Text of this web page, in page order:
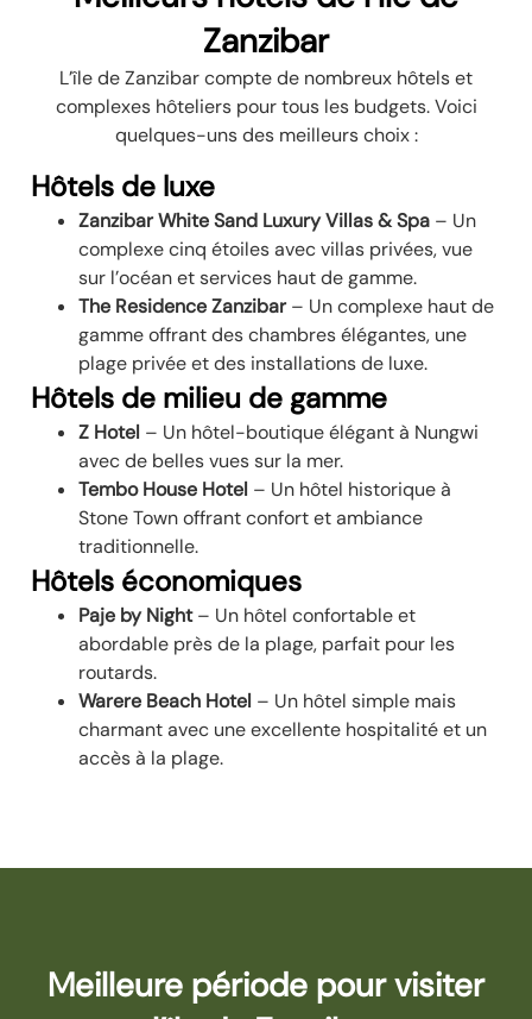
Zanzibar
L’île de Zanzibar compte de nombreux hôtels et
complexes hôteliers pour tous les budgets. Voici
quelques-uns des meilleurs choix :
Hôtels de luxe
Zanzibar White Sand Luxury Villas & Spa– Un
complexe cinq étoiles avec villas privées, vue
sur l’océan et services haut de gamme.
The Residence Zanzibar– Un complexe haut de
gamme offrant des chambres élégantes, une
plage privée et des installations de luxe.
Hôtels de milieu de gamme
Z Hotel – Un hôtel-boutique élégant à Nungwi
avec de belles vues sur la mer.
Tembo House Hotel – Un hôtel historique à
Stone Town offrant confort et ambiance
traditionnelle.
Hôtels économiques
Paje by Night– Un hôtel confortable et
abordable près de la plage, parfait pour les
routards.
Warere Beach Hotel – Un hôtel simple mais
charmant avec une excellente hospitalité et un
accès à la plage.
Meilleure période pour visiter